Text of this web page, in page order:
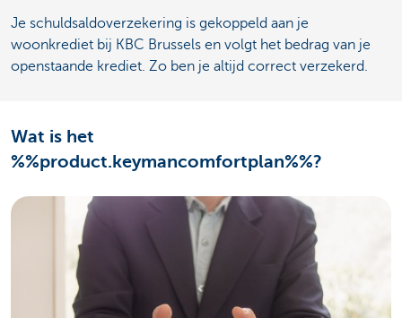
Je schuldsaldoverzekering is gekoppeld aan je
woonkrediet bij KBC Brussels en volgt het bedrag van je
openstaande krediet. Zo ben je altijd correct verzekerd.
Wat is het
%%product.keymancomfortplan%%?